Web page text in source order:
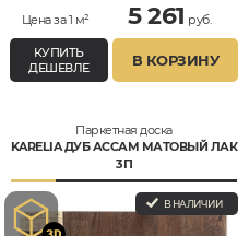
Цена за 1 м² 5 261 руб.
КУПИТЬ
ДЕШЕВЛЕ
В КОРЗИНУ
Паркетная доска
KARELIA ДУБ АССАМ МАТОВЫЙ ЛАК
3П
В НАЛИЧИИ